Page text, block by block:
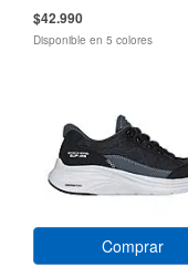
$42.990
Disponible en 5 colores
Comprar